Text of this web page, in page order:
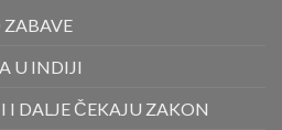
ZABAVE
U INDIJI
DALJE ČEKAJU ZAKON